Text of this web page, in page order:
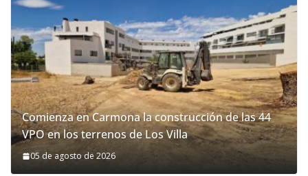
Comienza en Carmona la construcción de las 44
VPO en los terrenos de Los Villa
05 de agosto de 2026